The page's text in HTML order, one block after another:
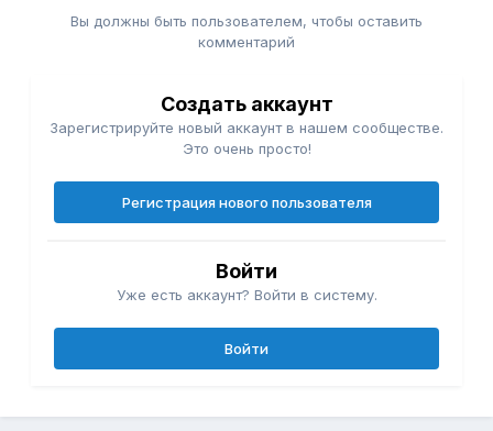
Вы должны быть пользователем, чтобы оставить
комментарий
Создать аккаунт
Зарегистрируйте новый аккаунт в нашем сообществе.
Это очень просто!
Регистрация нового пользователя
Войти
Уже есть аккаунт? Войти в систему.
Войти